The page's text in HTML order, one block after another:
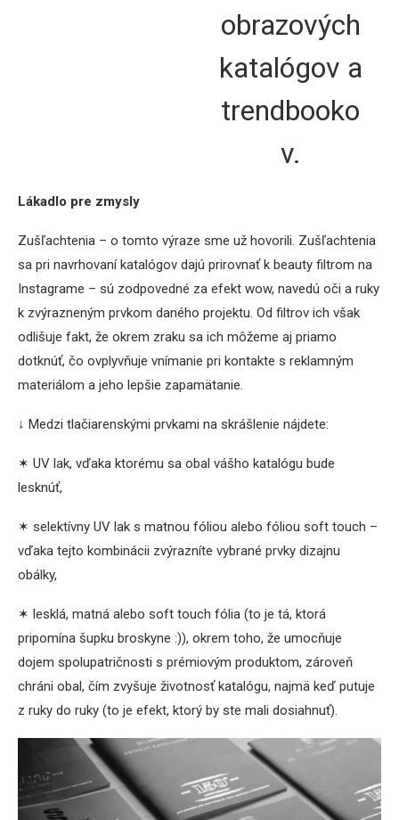
obrazových
katalógov a
trendbooko
v.
Lákadlo pre zmysly
Zušľachtenia – o tomto výraze sme už hovorili. Zušľachtenia
sa pri navrhovaní katalógov dajú prirovnať k beauty filtrom na
Instagrame – sú zodpovedné za efekt wow, navedú oči a ruky
k zvýrazneným prvkom daného projektu. Od filtrov ich však
odlišuje fakt, že okrem zraku sa ich môžeme aj priamo
dotknúť, čo ovplyvňuje vnímanie pri kontakte s reklamným
materiálom a jeho lepšie zapamätanie.
↓ Medzi tlačiarenskými prvkami na skrášlenie nájdete:
✶ UV lak, vďaka ktorému sa obal vášho katalógu bude
lesknúť,
✶ selektívny UV lak s matnou fóliou alebo fóliou soft touch –
vďaka tejto kombinácii zvýrazníte vybrané prvky dizajnu
obálky,
✶ lesklá, matná alebo soft touch fólia (to je tá, ktorá
pripomína šupku broskyne :)), okrem toho, že umocňuje
dojem spolupatričnosti s prémiovým produktom, zároveň
chráni obal, čím zvyšuje životnosť katalógu, najmä keď putuje
z ruky do ruky (to je efekt, ktorý by ste mali dosiahnuť).